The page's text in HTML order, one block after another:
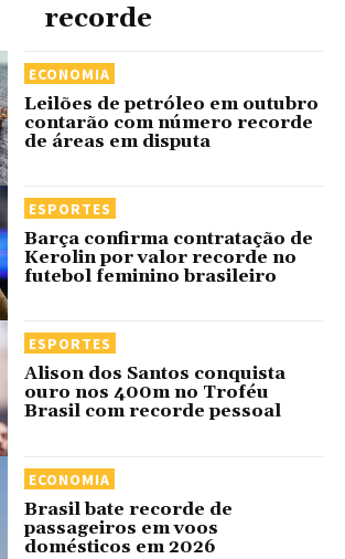
recorde
ECONOMIA
Leilões de petróleo em outubro
contarão com número recorde
de áreas em disputa
ESPORTES
Barça confirma contratação de
Kerolin por valor recorde no
futebol feminino brasileiro
ESPORTES
Alison dos Santos conquista
ouro nos 400m no Troféu
Brasil com recorde pessoal
ECONOMIA
Brasil bate recorde de
passageiros em voos
domésticos em 2026